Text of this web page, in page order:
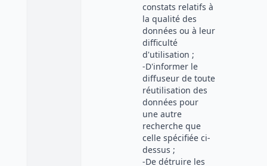
constats relatifs à
la qualité des
données ou à leur
difficulté
d'utilisation ;
-D'informer le
diffuseur de toute
réutilisation des
données pour
une autre
recherche que
celle spécifiée ci-
dessus ;
-De détruire les